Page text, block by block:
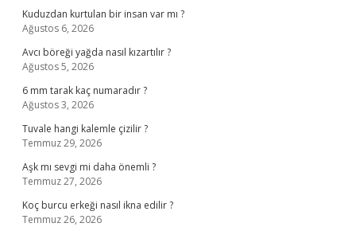
Kuduzdan kurtulan bir insan var mı ?
Ağustos 6, 2026
Avcı böreği yağda nasıl kızartılır ?
Ağustos 5, 2026
6 mm tarak kaç numaradır ?
Ağustos 3, 2026
Tuvale hangi kalemle çizilir ?
Temmuz 29, 2026
Aşk mı sevgi mi daha önemli ?
Temmuz 27, 2026
Koç burcu erkeği nasıl ikna edilir ?
Temmuz 26, 2026